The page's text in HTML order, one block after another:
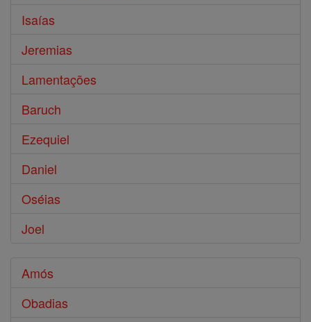
Isaías
Jeremias
Lamentações
Baruch
Ezequiel
Daniel
Oséias
Joel
Amós
Obadias